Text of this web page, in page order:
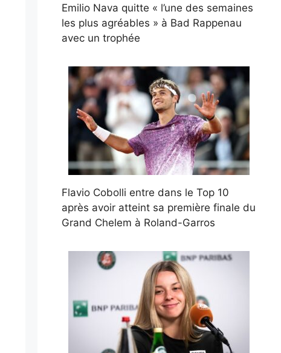
Emilio Nava quitte « l’une des semaines
les plus agréables » à Bad Rappenau
avec un trophée
Flavio Cobolli entre dans le Top 10
après avoir atteint sa première finale du
Grand Chelem à Roland-Garros